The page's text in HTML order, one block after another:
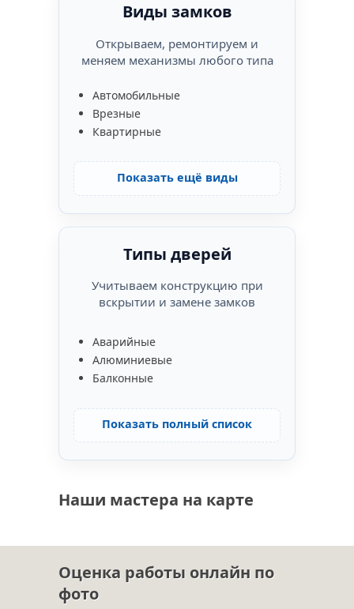
Виды замков
Открываем, ремонтируем и
меняем механизмы любого типа
Автомобильные
Врезные
Квартирные
Показать ещё виды
Типы дверей
Учитываем конструкцию при
вскрытии и замене замков
Аварийные
Алюминиевые
Балконные
Показать полный список
Наши мастера на карте
Оценка работы онлайн по
фото